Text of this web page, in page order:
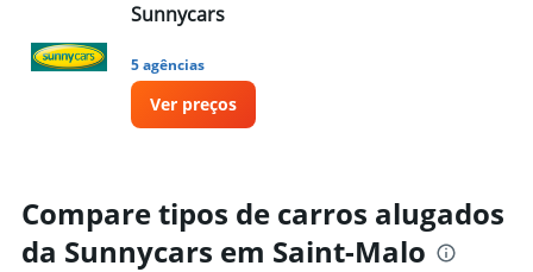
Sunnycars
5 agências
Ver preços
Compare tipos de carros alugados
da Sunnycars em Saint-Malo